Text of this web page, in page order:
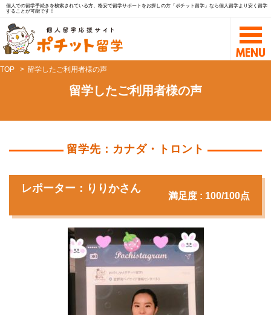
個人での留学手続きを検索されている方、格安で留学サポートをお探しの方「ポチット留学」なら個人留学より安く留学
することが可能です！
TOP 留学したご利用者様の声
留学したご利用者様の声
留学先：カナダ・トロント
レポーター：りりかさん
満足度 : 100/100点